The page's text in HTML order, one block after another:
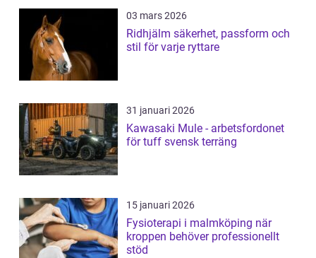
03 mars 2026
Ridhjälm säkerhet, passform och
stil för varje ryttare
31 januari 2026
Kawasaki Mule - arbetsfordonet
för tuff svensk terräng
15 januari 2026
Fysioterapi i malmköping när
kroppen behöver professionellt
stöd